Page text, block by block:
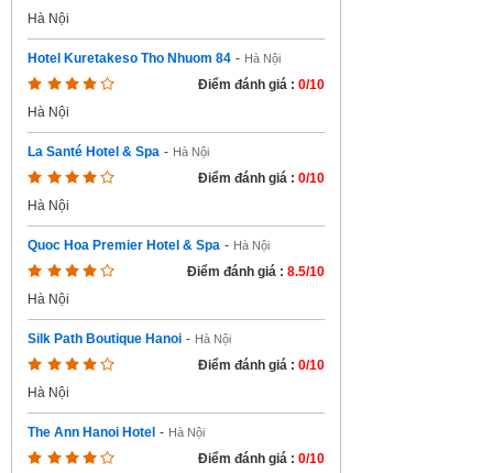
Hà Nội
Hotel Kuretakeso Tho Nhuom 84 - Hà Nội
Điểm đánh giá : 0/10
Hà Nội
La Santé Hotel & Spa - Hà Nội
Điểm đánh giá : 0/10
Hà Nội
Quoc Hoa Premier Hotel & Spa - Hà Nội
Điểm đánh giá : 8.5/10
Hà Nội
Silk Path Boutique Hanoi - Hà Nội
Điểm đánh giá : 0/10
Hà Nội
The Ann Hanoi Hotel - Hà Nội
Điểm đánh giá : 0/10